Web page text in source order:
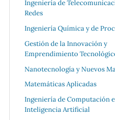
Ingeniería de
Redes
Ingeniería Química y de
Gestión de la Innovación y
Emprendimiento
Nanotecnología y Nuevos
Matemáticas Aplicadas
Ingeniería de Computación e
Inteligencia Artificial